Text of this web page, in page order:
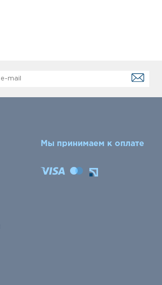
Мы принимаем к оплате